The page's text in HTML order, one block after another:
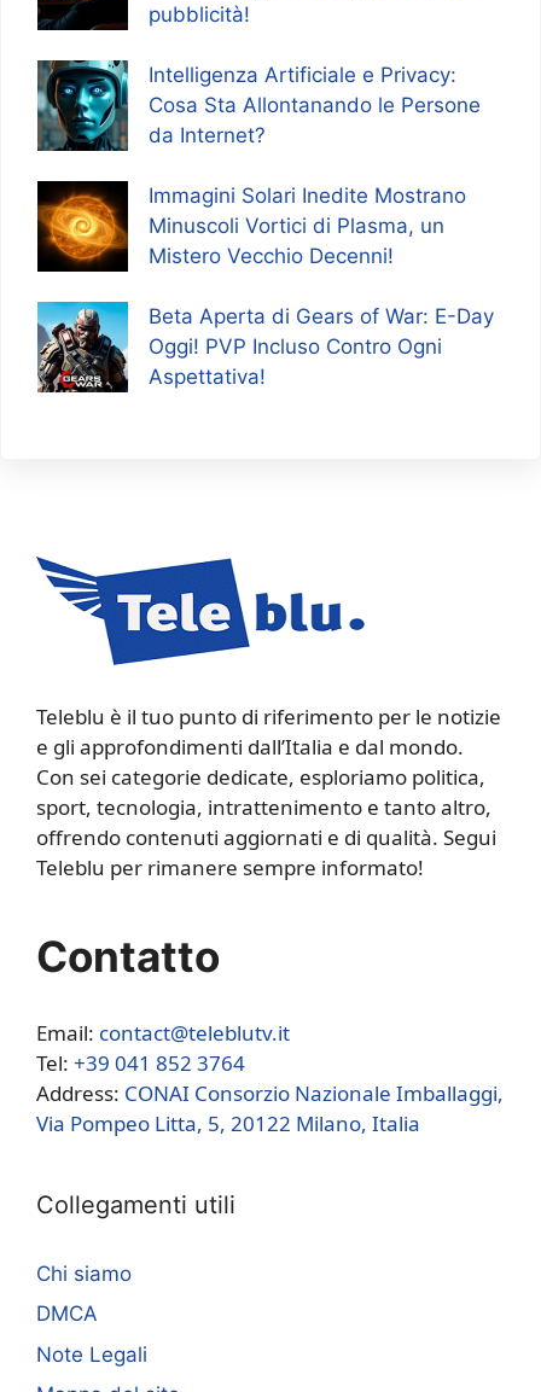
pubblicità!
Intelligenza Artificiale e Privacy:
Cosa Sta Allontanando le Persone
da Internet?
Immagini Solari Inedite Mostrano
Minuscoli Vortici di Plasma, un
Mistero Vecchio Decenni!
Beta Aperta di Gears of War: E-Day
Oggi! PVP Incluso Contro Ogni
Aspettativa!
Teleblu è il tuo punto di riferimento per le notizie
e gli approfondimenti dall’Italia e dal mondo.
Con sei categorie dedicate, esploriamo politica,
sport, tecnologia, intrattenimento e tanto altro,
offrendo contenuti aggiornati e di qualità. Segui
Teleblu per rimanere sempre informato!
Contatto
Email: contact@teleblutv.it
Tel: +39 041 852 3764
Address: CONAI Consorzio Nazionale Imballaggi,
Via Pompeo Litta, 5, 20122 Milano, Italia
Collegamenti utili
Chi siamo
DMCA
Note Legali